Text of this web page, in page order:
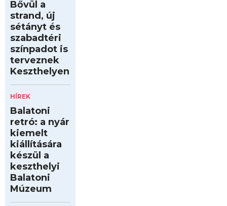
Bővül a
strand, új
sétányt és
szabadtéri
színpadot is
terveznek
Keszthelyen
HÍREK
Balatoni
retró: a nyár
kiemelt
kiállítására
készül a
keszthelyi
Balatoni
Múzeum